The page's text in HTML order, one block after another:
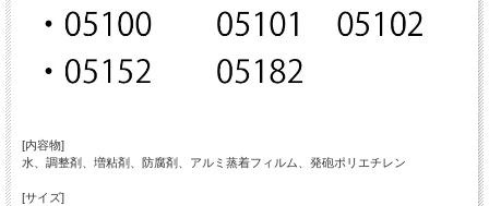
[内容物]
水、調整剤、増粘剤、防腐剤、アルミ蒸着フィルム、発砲ポリエチレン
[サイズ]